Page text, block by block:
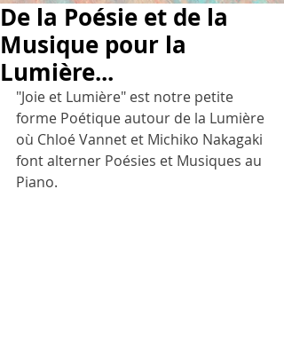
De la Poésie et de la
Musique pour la
Lumière...
"Joie et Lumière" est notre petite
forme Poétique autour de la Lumière
où Chloé Vannet et Michiko Nakagaki
font alterner Poésies et Musiques au
Piano.